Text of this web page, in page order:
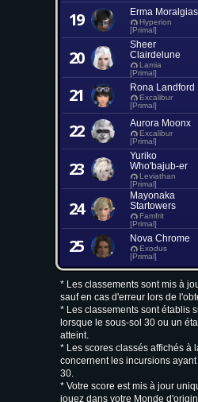
19 Erma Moralgias
Hyperion
[Primal]
20
Sheer
Clairdelune
Lamia
[Primal]
21 Rona Landford
Excalibur
[Primal]
22 Aurora Moonx
Excalibur
[Primal]
23
Yuriko
Who'bajub-er
Leviathan
[Primal]
24
Mayonaka
Startowers
Famfrit
[Primal]
25 Nova Chrome
Exodus
[Primal]
* Les classements sont mis à
sauf en cas d'erreur lors de
* Les classements sont établis
lorsque le sous-sol 30 ou un
atteint.
* Les scores classés affichés à
concernent les incursions
30.
* Votre score est mis à jour
jouez dans votre Monde